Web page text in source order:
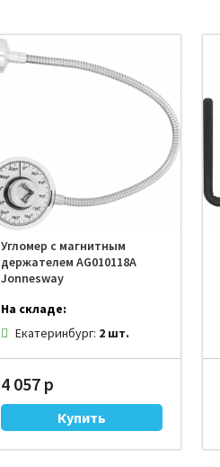
Резьбонарезной инструмент
Угломер с магнитным
держателем AG010118A
Jonnesway
На складе:
Екатеринбург: 2 шт.
4 057 р